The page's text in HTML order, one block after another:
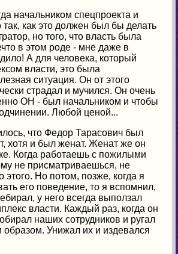
начальником спецпроекта и
так, как это должен был бы делать
но того, что власть была
в этом роде - мне даже в
А для человека, который
власти, это была
ситуация. Он от этого
страдал и мучился. Он очень
ОН - был начальником и чтобы
Любой ценой...
что Федор Тарасович был
хотя и был женат. Женат же он
Когда работаешь с пожилыми
не присматриваешься, не
этого. Но потом, позже, когда я
его поведение, то я вспомнил,
у него всегда выползал
власти. Каждый раз, когда он
наших сотрудников и ругал
Унижал их и издевался